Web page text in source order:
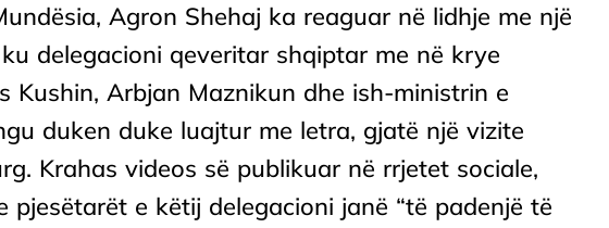
Agron Shehaj ka reaguar në lidhje me një
delegacioni qeveritar shqiptar me në krye
Kushin, Arbjan Maznikun dhe ish-ministrin e
duken duke luajtur me letra, gjatë një vizite
Krahas videos së publikuar në rrjetet sociale,
pjesëtarët e këtij delegacioni janë “të padenjë të